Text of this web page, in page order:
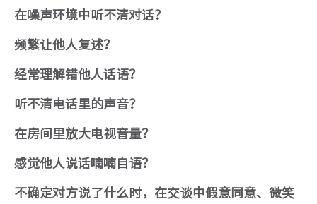
在噪声环境中听不清对话？
频繁让他人复述？
经常理解错他人话语？
听不清电话里的声音？
在房间里放大电视音量？
感觉他人说话喃喃自语？
不确定对方说了什么时，在交谈中假意同意、微笑